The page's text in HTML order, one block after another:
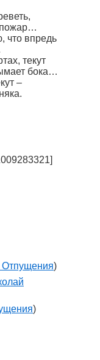
пожар…
что впредь
текут
бока…
–
Отпущения)
)